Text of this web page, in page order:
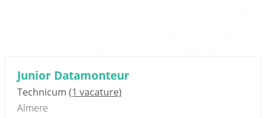
Junior Datamonteur
Technicum (1 vacature)
Almere